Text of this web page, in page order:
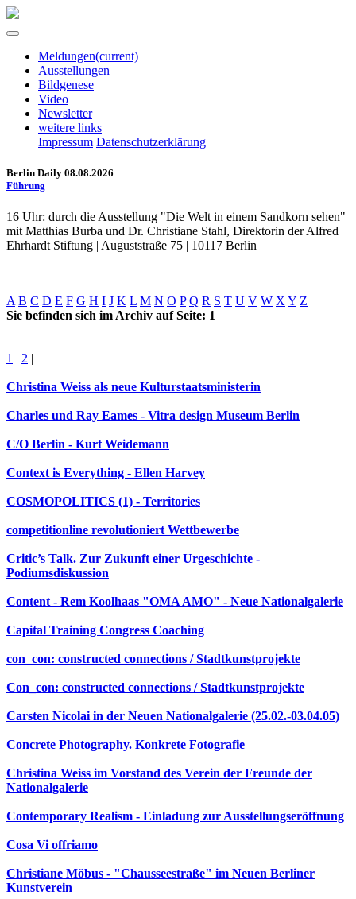
Meldungen(current)
Ausstellungen
Bildgenese
Video
Newsletter
weitere links
Impressum Datenschutzerklärung
Berlin Daily 08.08.2026
Führung
16 Uhr: durch die Ausstellung "Die Welt in einem Sandkorn sehen"
mit Matthias Burba und Dr. Christiane Stahl, Direktorin der Alfred
Ehrhardt Stiftung | Auguststraße 75 | 10117 Berlin
A B C D E F G H I J K L M N O P Q R S T U V W X Y Z
Sie befinden sich im Archiv auf Seite: 1
1 | 2 |
Christina Weiss als neue Kulturstaatsministerin
Charles und Ray Eames - Vitra design Museum Berlin
C/O Berlin - Kurt Weidemann
Context is Everything - Ellen Harvey
COSMOPOLITICS (1) - Territories
competitionline revolutioniert Wettbewerbe
Critic’s Talk. Zur Zukunft einer Urgeschichte -
Podiumsdiskussion
Content - Rem Koolhaas "OMA AMO" - Neue Nationalgalerie
Capital Training Congress Coaching
con_con: constructed connections / Stadtkunstprojekte
Con_con: constructed connections / Stadtkunstprojekte
Carsten Nicolai in der Neuen Nationalgalerie (25.02.-03.04.05)
Concrete Photography. Konkrete Fotografie
Christina Weiss im Vorstand des Verein der Freunde der
Nationalgalerie
Contemporary Realism - Einladung zur Ausstellungseröffnung
Cosa Vi offriamo
Christiane Möbus - "Chausseestraße" im Neuen Berliner
Kunstverein